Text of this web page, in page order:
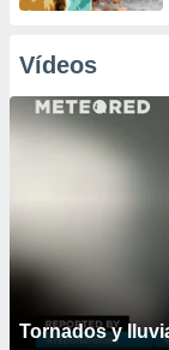
Vídeos
Tornados y